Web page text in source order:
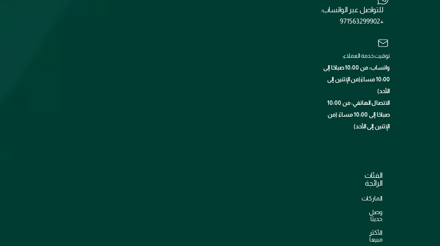
للتواصل عبر الواتساب:
+971563299902
توقيت خدمة العملاء:
واتساب: من 10:00 صباحًا إلى
10:00 مساءً(من الإثنين إلى
الأحد)
الاتصال الهاتفي: من 10:00
صباحًا إلى 10:00 مساءً (من
الإثنين إلى الأحد)
الفئات
الرائجة
الماركات
وصل
حديثاً
الأكثر
مبيعاً